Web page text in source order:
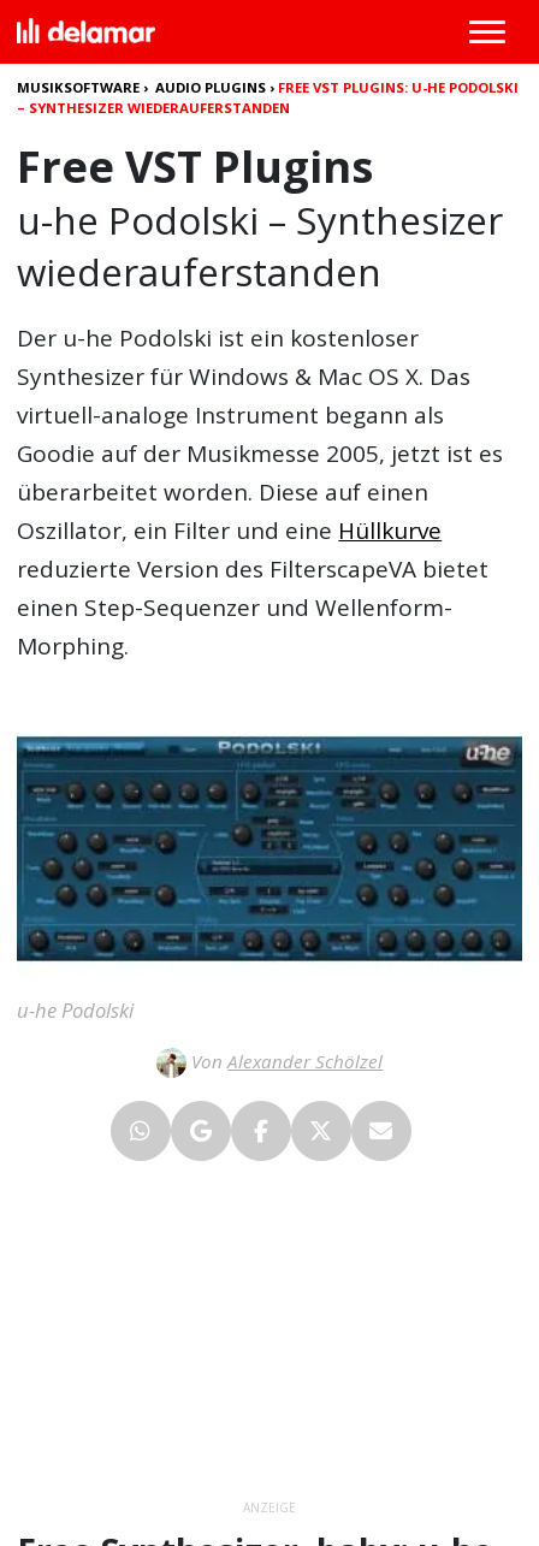
MUSIKSOFTWARE ›AUDIO PLUGINS › FREE VST PLUGINS: U-HE PODOLSKI
– SYNTHESIZER WIEDERAUFERSTANDEN
Free VST Plugins
u-he Podolski – Synthesizer
wiederauferstanden
Der u-he Podolski ist ein kostenloser
Synthesizer für Windows & Mac OS X. Das
virtuell-analoge Instrument begann als
Goodie auf der Musikmesse 2005, jetzt ist es
überarbeitet worden. Diese auf einen
Oszillator, ein Filter und eine Hüllkurve
reduzierte Version des FilterscapeVA bietet
einen Step-Sequenzer und Wellenform-
Morphing.
u-he Podolski
VonAlexander Schölzel
ANZEIGE